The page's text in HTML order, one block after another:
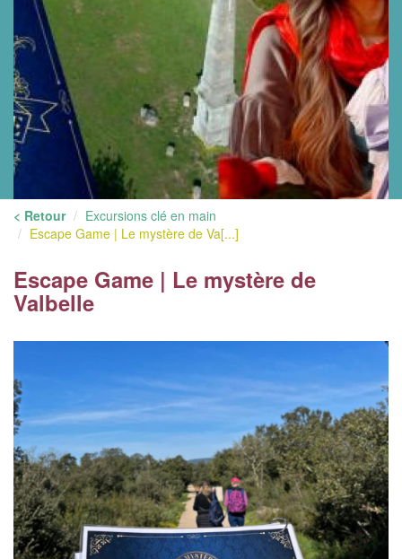
< Retour
Excursions clé en main
Escape Game | Le mystère de Va[...]
Escape Game | Le mystère de
Valbelle